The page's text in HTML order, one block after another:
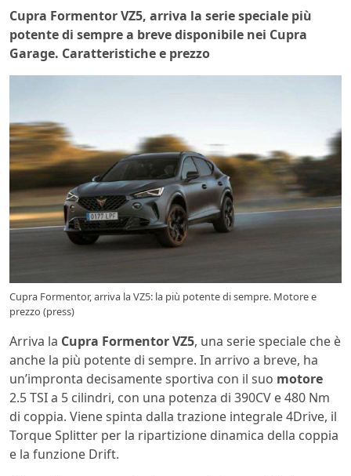
Cupra Formentor VZ5, arriva la serie speciale più
potente di sempre a breve disponibile nei Cupra
Garage. Caratteristiche e prezzo
Cupra Formentor, arriva la VZ5: la più potente di sempre. Motore e
prezzo (press)
Arriva la Cupra Formentor VZ5, una serie speciale che è
anche la più potente di sempre. In arrivo a breve, ha
un’impronta decisamente sportiva con il suo motore
2.5 TSI a 5 cilindri, con una potenza di 390CV e 480 Nm
di coppia. Viene spinta dalla trazione integrale 4Drive, il
Torque Splitter per la ripartizione dinamica della coppia
e la funzione Drift.